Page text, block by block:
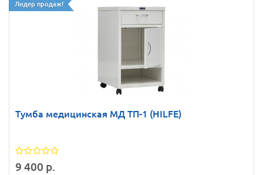
Лидер продаж!
Тумба медицинская МД ТП-1 (HILFE)
9 400 р.